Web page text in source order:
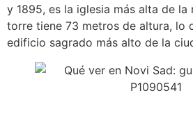
y 1895, es la iglesia más alta de la
torre tiene 73 metros de altura, lo
edificio sagrado más alto de la